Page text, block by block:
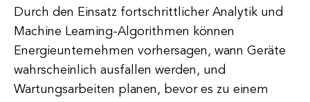
Durch den Einsatz fortschrittlicher Analytik und
Machine Learning-Algorithmen können
Energieunternehmen vorhersagen, wann Geräte
wahrscheinlich ausfallen werden, und
Wartungsarbeiten planen, bevor es zu einem